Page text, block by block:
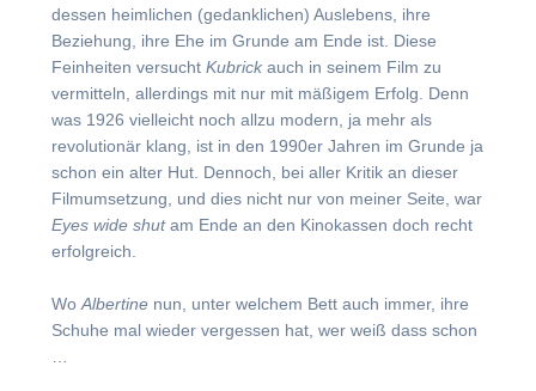
dessen heimlichen (gedanklichen) Auslebens, ihre
Beziehung, ihre Ehe im Grunde am Ende ist. Diese
Feinheiten versucht Kubrick auch in seinem Film zu
vermitteln, allerdings mit nur mit mäßigem Erfolg. Denn
was 1926 vielleicht noch allzu modern, ja mehr als
revolutionär klang, ist in den 1990er Jahren im Grunde ja
schon ein alter Hut. Dennoch, bei aller Kritik an dieser
Filmumsetzung, und dies nicht nur von meiner Seite, war
Eyes wide shutam Ende an den Kinokassen doch recht
erfolgreich.
Wo Albertine nun, unter welchem Bett auch immer, ihre
Schuhe mal wieder vergessen hat, wer weiß dass schon